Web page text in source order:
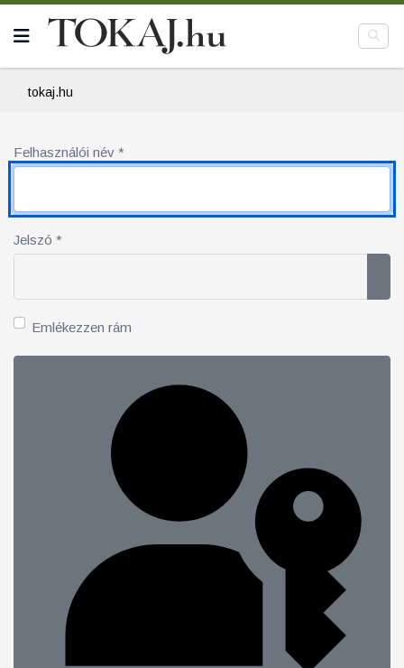
tokaj.hu
Felhasználói név *
Jelszó *
Emlékezzen rám